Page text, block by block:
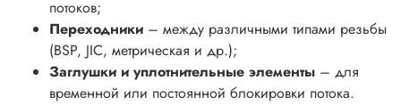
потоков;
Переходники – между различными типами резьбы
(BSP, JIC, метрическая и др.);
Заглушки и уплотнительные элементы – для
временной или постоянной блокировки потока.